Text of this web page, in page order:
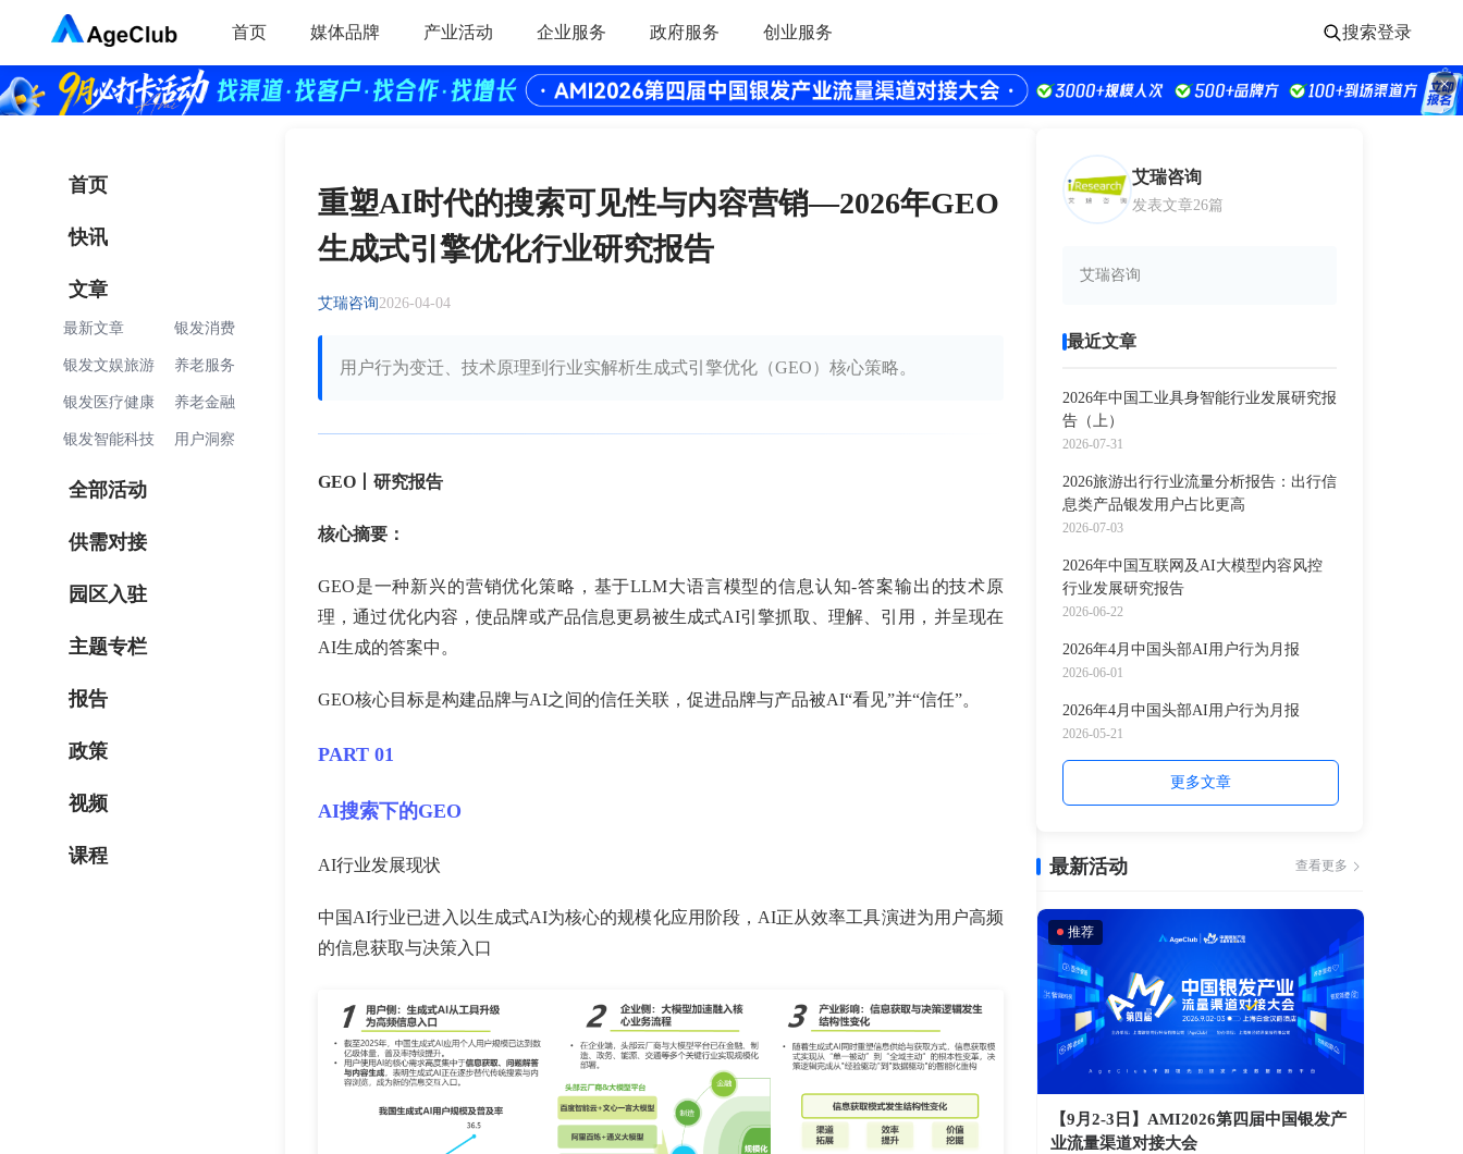
首页 媒体品牌 产业活动 企业服务 政府服务 创业服务 搜索登录
首页
快讯
文章
最新文章 银发消费
银发文娱旅游 养老服务
银发医疗健康 养老金融
银发智能科技 用户洞察
全部活动
供需对接
园区入驻
主题专栏
报告
政策
视频
课程
重塑AI时代的搜索可见性与内容营销—2026年GEO
生成式引擎优化行业研究报告
艾瑞咨询2026-04-04
用户行为变迁、技术原理到行业实解析生成式引擎优化（GEO）核心策略。
GEO丨研究报告
核心摘要：
GEO是一种新兴的营销优化策略，基于LLM大语言模型的信息认知-答案输出的技术原
理，通过优化内容，使品牌或产品信息更易被生成式AI引擎抓取、理解、引用，并呈现在
AI生成的答案中。
GEO核心目标是构建品牌与AI之间的信任关联，促进品牌与产品被AI“看见”并“信任”。
PART 01
AI搜索下的GEO
AI行业发展现状
中国AI行业已进入以生成式AI为核心的规模化应用阶段，AI正从效率工具演进为用户高频
的信息获取与决策入口
艾瑞咨询
发表文章26篇
艾瑞咨询
最近文章
2026年中国工业具身智能行业发展研究报
告（上）
2026-07-31
2026旅游出行行业流量分析报告：出行信
息类产品银发用户占比更高
2026-07-03
2026年中国互联网及AI大模型内容风控
行业发展研究报告
2026-06-22
2026年4月中国头部AI用户行为月报
2026-06-01
2026年4月中国头部AI用户行为月报
2026-05-21
更多文章
最新活动 查看更多
推荐
【9月2-3日】AMI2026第四届中国银发产
业流量渠道对接大会